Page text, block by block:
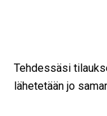
Tehdessäsi
lähetetään jo